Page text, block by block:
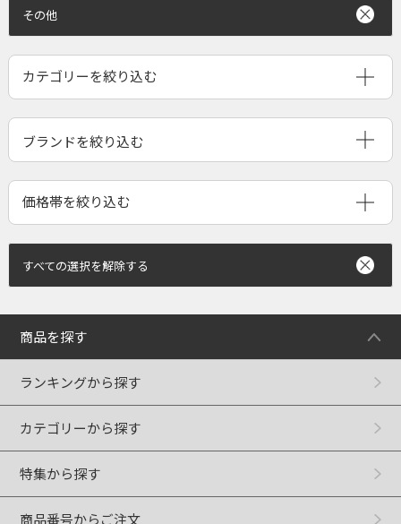
その他
ブランドを絞り込む
すべての選択を解除する
商品を探す
ランキングから探す
カテゴリーから探す
特集から探す
商品番号からご注文